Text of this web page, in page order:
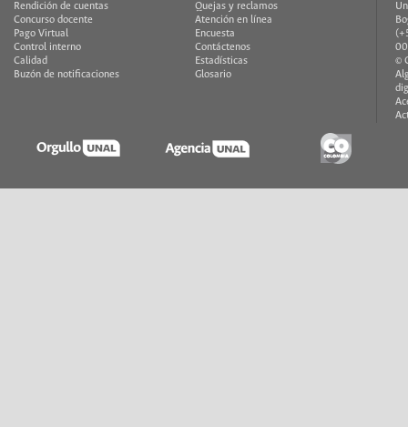
Rendición de cuentas
Concurso docente
Pago Virtual
Control interno
Calidad
Buzón de notificaciones
Quejas y reclamos
Atención en línea
Encuesta
Contáctenos
Estadísticas
Glosario
©